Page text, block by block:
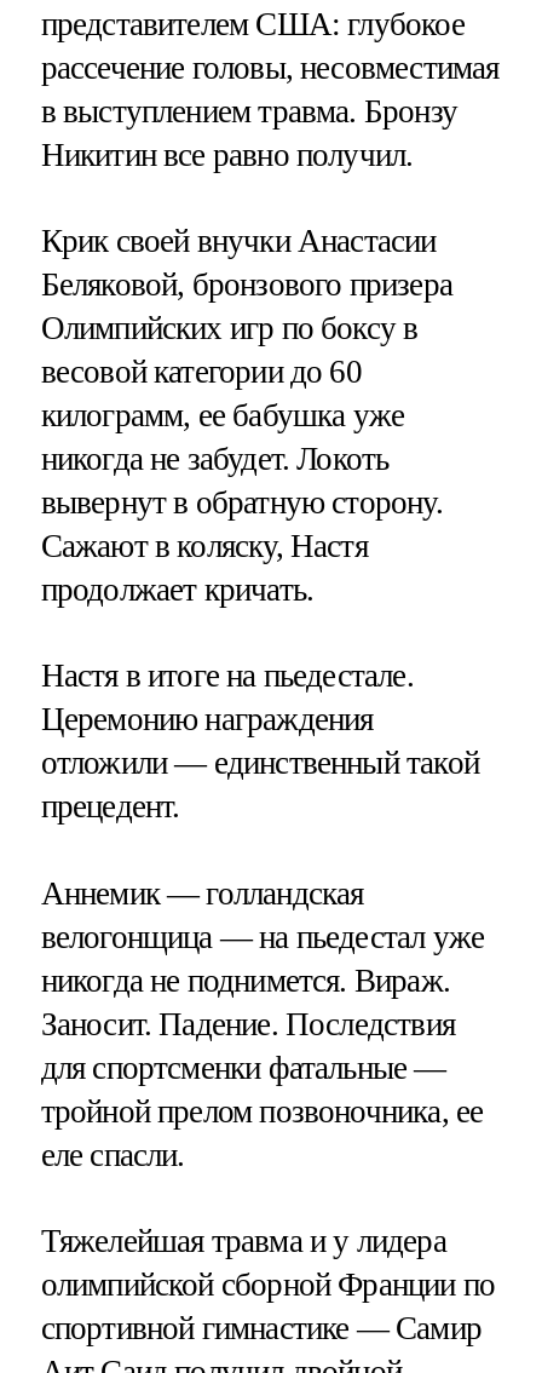
представителем США: глубокое
рассечение головы, несовместимая
в выступлением травма. Бронзу
Никитин все равно получил.
Крик своей внучки Анастасии
Беляковой, бронзового призера
Олимпийских игр по боксу в
весовой категории до 60
килограмм, ее бабушка уже
никогда не забудет. Локоть
вывернут в обратную сторону.
Сажают в коляску, Настя
продолжает кричать.
Настя в итоге на пьедестале.
Церемонию награждения
отложили — единственный такой
прецедент.
Аннемик — голландская
велогонщица — на пьедестал уже
никогда не поднимется. Вираж.
Заносит. Падение. Последствия
для спортсменки фатальные —
тройной прелом позвоночника, ее
еле спасли.
Тяжелейшая травма и у лидера
олимпийской сборной Франции по
спортивной гимнастике — Самир